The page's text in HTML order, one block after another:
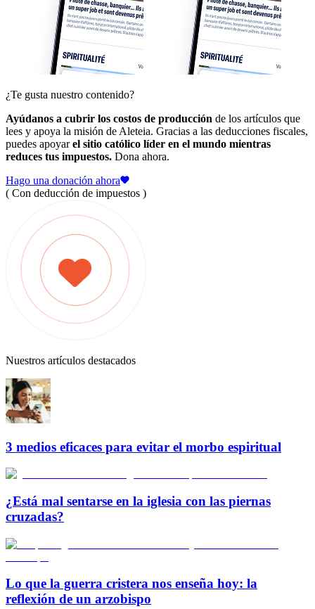
¿Te gusta nuestro contenido?
Ayúdanos a cubrir los costos de producción de los artículos que
lees y apoya la misión de Aleteia. Gracias a las deducciones fiscales,
puedes apoyarel sitio católico líder en el mundo mientras
reduces tus impuestos. Dona ahora.
Hago una donación ahora
( Con deducción de impuestos )
Nuestros artículos destacados
3 medios eficaces para evitar el morbo espiritual
¿Está mal sentarse en la iglesia con las piernas
cruzadas?
Lo que la guerra cristera nos enseña hoy: la
reflexión de un arzobispo